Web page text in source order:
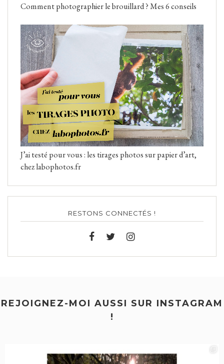
Comment photographier le brouillard ? Mes 6 conseils
J’ai testé pour vous : les tirages photos sur papier d’art,
chez labophotos.fr
RESTONS CONNECTÉS !
REJOIGNEZ-MOI AUSSI SUR INSTAGRAM
!